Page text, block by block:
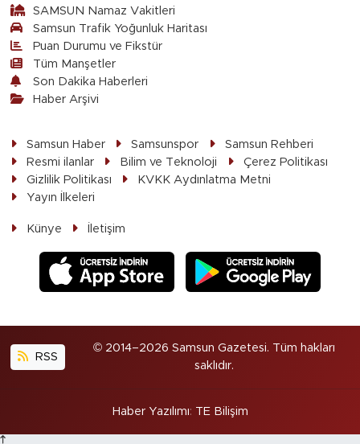
SAMSUN Namaz Vakitleri
Samsun Trafik Yoğunluk Haritası
Puan Durumu ve Fikstür
Tüm Manşetler
Son Dakika Haberleri
Haber Arşivi
Samsun Haber Samsunspor
Samsun Rehberi
Resmi ilanlar
Bilim ve Teknoloji
Çerez Politikası
Gizlilik Politikası
KVKK Aydınlatma Metni
Yayın İlkeleri
Künye İletişim
RSS
© 2014–2026 Samsun Gazetesi. Tüm hakları
saklıdır.
Haber Yazılımı: TE Bilişim